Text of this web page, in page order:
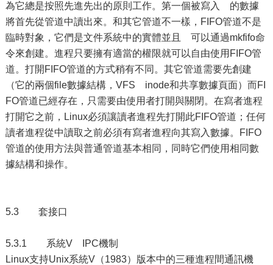
為它總是按照先進先出的原則工作。第一個被寫入 的數據
將首先從管道中讀出來。和其它管道不一樣，FIFO管道不是
臨時對象，它們是文件系統中的實體並且 可以通過mkfifo命
令來創建。進程只要擁有適當的權限就可以自由使用FIFO管
道。打開FIFO管道的方式稍有不同。其它管道需要先創建
（它的兩個file數據結構，VFS inode和共享數據頁面）而FI
FO管道已經存在，只需要由使用者打開與關閉。在寫者進程
打開它之前，Linux必須讓讀者進程先打開此FIFO管道；任何
讀者進程從中讀取之前必須有寫者進程向其寫入數據。FIFO
管道的使用方法與普通管道基本相同，同時它們使用相同數
據結構和操作。
5.3 套接口
5.3.1 系統V IPC機制
Linux支持Unix系統V（1983）版本中的三種進程間通訊機